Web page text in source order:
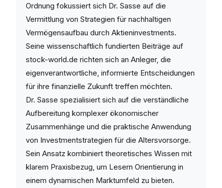
Ordnung fokussiert sich Dr. Sasse auf die
Vermittlung von Strategien für nachhaltigen
Vermögensaufbau durch Aktieninvestments.
Seine wissenschaftlich fundierten Beiträge auf
stock-world.de richten sich an Anleger, die
eigenverantwortliche, informierte Entscheidungen
für ihre finanzielle Zukunft treffen möchten.
Dr. Sasse spezialisiert sich auf die verständliche
Aufbereitung komplexer ökonomischer
Zusammenhänge und die praktische Anwendung
von Investmentstrategien für die Altersvorsorge.
Sein Ansatz kombiniert theoretisches Wissen mit
klarem Praxisbezug, um Lesern Orientierung in
einem dynamischen Marktumfeld zu bieten.